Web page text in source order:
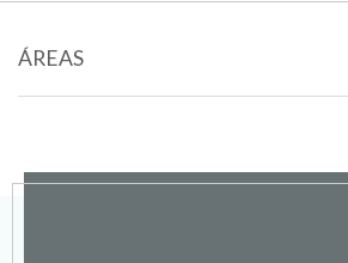
ÁREAS